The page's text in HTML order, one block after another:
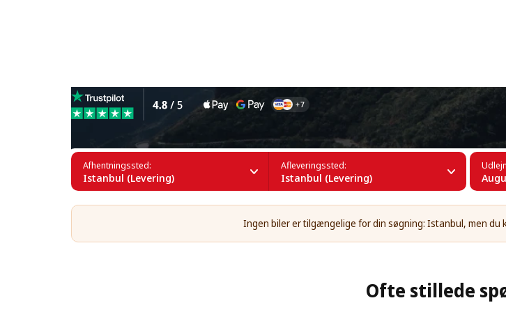
Afhentningssted:
Istanbul (Levering)
Afleveringssted:
Istanbul (Levering)
Ingen biler er tilgængelige for din søgning: Istanbul, men
Ofte stillede